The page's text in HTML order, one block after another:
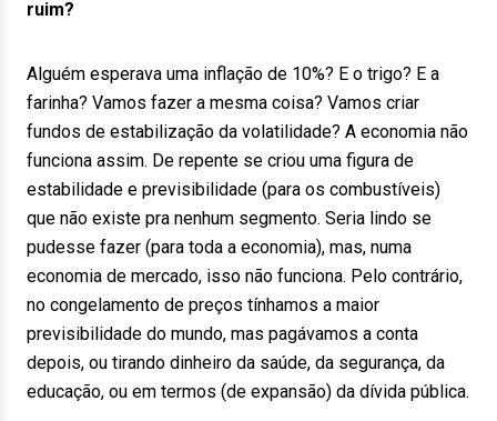
ruim?
Alguém esperava uma inflação de 10%? E o trigo? E a
farinha? Vamos fazer a mesma coisa? Vamos criar
fundos de estabilização da volatilidade? A economia não
funciona assim. De repente se criou uma figura de
estabilidade e previsibilidade (para os combustíveis)
que não existe pra nenhum segmento. Seria lindo se
pudesse fazer (para toda a economia), mas, numa
economia de mercado, isso não funciona. Pelo contrário,
no congelamento de preços tínhamos a maior
previsibilidade do mundo, mas pagávamos a conta
depois, ou tirando dinheiro da saúde, da segurança, da
educação, ou em termos (de expansão) da dívida pública.